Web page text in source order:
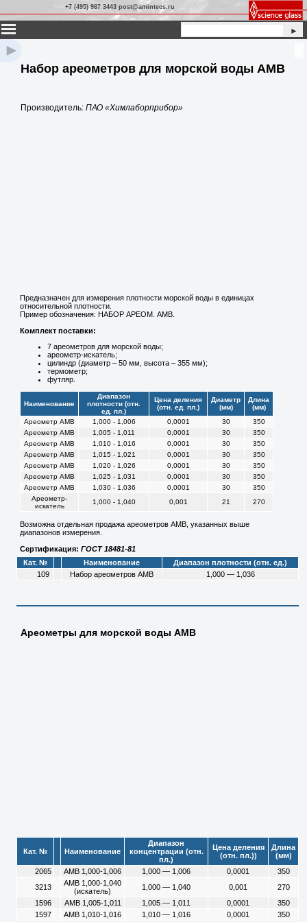
+7 (495) 987 3443 post@amintecs.ru
►
►
Набор ареометров для морской воды АМВ
Производитель: ПАО «Химлаборприбор»
Предназначен для измерения плотности морской воды в единицах
относительной плотности.
Пример обозначения: НАБОР АРЕОМ. АМВ.
Комплект поставки:
7 ареометров для морской воды;
ареометр-искатель;
цилиндр (диаметр – 50 мм, высота – 355 мм);
термометр;
футляр.
Наименование
Диапазон
плотности (отн.
ед. пл.)
Цена деления
(отн. ед. пл.)
Диаметр
(мм)
Длина
(мм)
Ареометр АМВ
1,000 - 1,006 0,0001 30
350
Ареометр АМВ
1,005 - 1,011 0,0001 30
350
Ареометр АМВ
1,010 - 1,016 0,0001 30
350
Ареометр АМВ
1,015 - 1,021 0,0001 30
350
Ареометр АМВ
1,020 - 1,026 0,0001 30
350
Ареометр АМВ
1,025 - 1,031 0,0001 30
350
Ареометр АМВ
1,030 - 1,036 0,0001 30
350
Ареометр-
искатель
1,000 - 1,040 0,001 21 270
Возможна отдельная продажа ареометров АМВ, указанных выше
диапазонов измерения.
Сертификация:ГОСТ 18481-81
Кат. №
Наименование
Диапазон плотности (отн. ед.)
109
Набор ареометров АМВ 1,000 — 1,036
Ареометры для морской воды АМВ
Кат. № Наименование
Диапазон
концентрации (отн.
пл.)
Цена деления
(отн. пл.))
Длина
(мм)
2065
АМВ 1,000-1,006 1,000 — 1,006 0,0001
350
3213
АМВ 1,000-1,040
(искатель)
1,000 — 1,040 0,001
270
1596
АМВ 1,005-1,011 1,005 — 1,011 0,0001
350
1597
АМВ 1,010-1,016 1,010 — 1,016 0,0001 350